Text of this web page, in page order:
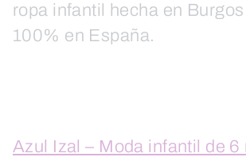
ropa infantil hecha en
100% en España.
Azul Izal – Moda infantil de 6